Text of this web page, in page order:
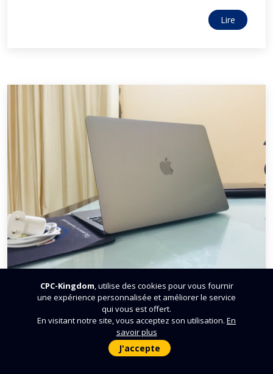
Lire
Ne méprisez personne !
il y a 4 années, 5 mois
Un vendredi après-midi je décide d’aller me
CPC-Kingdom, utilise des cookies pour vous fournir
une expérience personnalisée et améliorer le service
qui vous est offert.
En visitant notre site, vous acceptez son utilisation. En
savoir plus
J'accepte